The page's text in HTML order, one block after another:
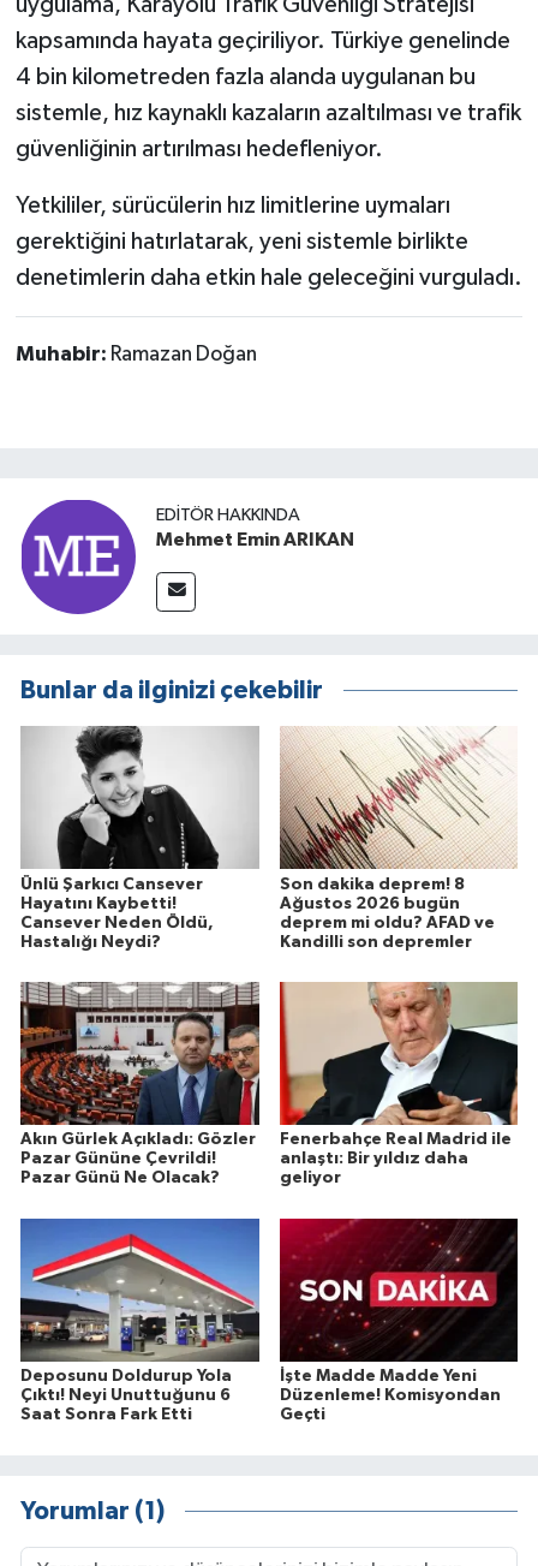
kapsamında hayata geçiriliyor. Türkiye genelinde
4 bin kilometreden fazla alanda uygulanan bu
sistemle, hız kaynaklı kazaların azaltılması ve trafik
güvenliğinin artırılması hedefleniyor.
Yetkililer, sürücülerin hız limitlerine uymaları
gerektiğini hatırlatarak, yeni sistemle birlikte
denetimlerin daha etkin hale geleceğini vurguladı.
Muhabir: Ramazan Doğan
EDITÖR HAKKINDA
Mehmet Emin ARIKAN
Bunlar da ilginizi çekebilir
Ünlü Şarkıcı Cansever
Hayatını Kaybetti!
Cansever Neden Öldü,
Hastalığı Neydi?
Son dakika deprem! 8
Ağustos 2026 bugün
deprem mi oldu? AFAD ve
Kandilli son depremler
Akın Gürlek Açıkladı: Gözler
Pazar Gününe Çevrildi!
Pazar Günü Ne Olacak?
Fenerbahçe Real Madrid ile
anlaştı: Bir yıldız daha
geliyor
Deposunu Doldurup Yola
Çıktı! Neyi Unuttuğunu 6
Saat Sonra Fark Etti
İşte Madde Madde Yeni
Düzenleme! Komisyondan
Geçti
Yorumlar (1)